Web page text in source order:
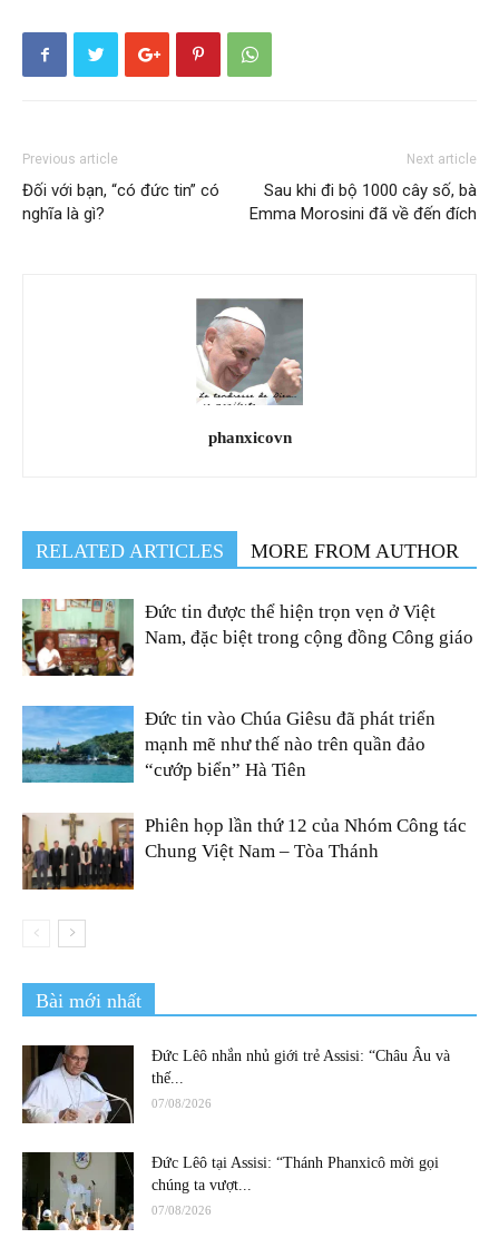
Previous article
Đối với bạn, “có đức tin” có
nghĩa là gì?
Next article
Sau khi đi bộ 1000 cây số, bà
Emma Morosini đã về đến đích
phanxicovn
RELATED ARTICLES MORE FROM AUTHOR
Đức tin được thể hiện trọn vẹn ở Việt
Nam, đặc biệt trong cộng đồng Công giáo
Đức tin vào Chúa Giêsu đã phát triển
mạnh mẽ như thế nào trên quần đảo
“cướp biển” Hà Tiên
Phiên họp lần thứ 12 của Nhóm Công tác
Chung Việt Nam – Tòa Thánh
Bài mới nhất
Đức Lêô nhắn nhủ giới trẻ Assisi: “Châu Âu và
thế...
07/08/2026
Đức Lêô tại Assisi: “Thánh Phanxicô mời gọi
chúng ta vượt...
07/08/2026